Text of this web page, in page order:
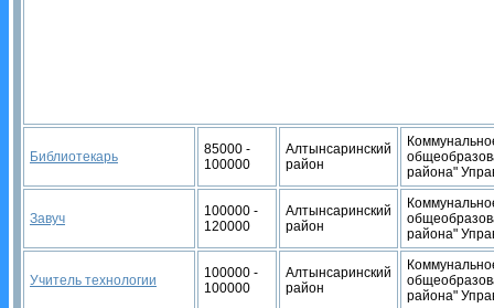
Библиотекарь
85000 -
100000
Алтынсаринский
район
района"
Завуч
100000 -
120000
Алтынсаринский
район
района"
Учитель технологии
100000 -
100000
Алтынсаринский
район
района"